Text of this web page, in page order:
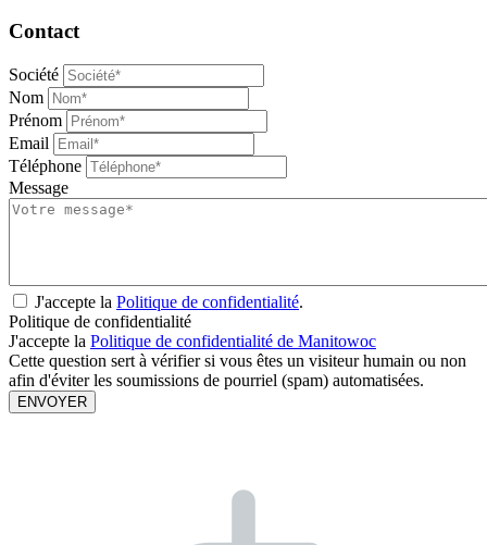
Contact
Société
Nom
Prénom
Email
Téléphone
Message
J'accepte la Politique de confidentialité.
Politique de confidentialité
J'accepte la Politique de confidentialité de Manitowoc
Cette question sert à vérifier si vous êtes un visiteur humain ou non
afin d'éviter les soumissions de pourriel (spam) automatisées.